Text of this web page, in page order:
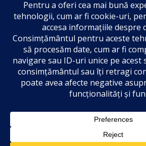
Acordul de markting
Disclaimer